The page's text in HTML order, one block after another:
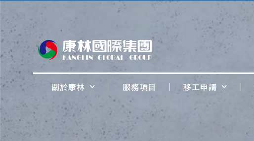
關於康林 服務項目 移工申請